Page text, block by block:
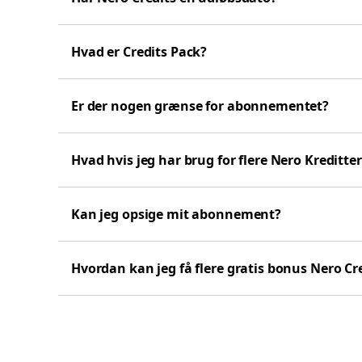
Hvad er Credits Pack?
Er der nogen grænse for abonnementet?
Hvad hvis jeg har brug for flere Nero
Kan jeg opsige mit abonnement?
Hvordan kan jeg få flere gratis bonus Nero